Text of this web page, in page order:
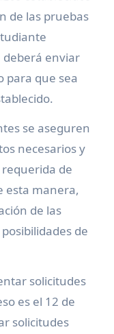
de las pruebas
deberá enviar
para que sea
se aseguren
necesarios y
de
esta manera,
de las
de
solicitudes
es el 12 de
solicitudes